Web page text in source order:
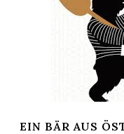
EIN BÄR AUS